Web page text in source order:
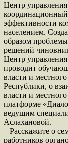
Центр
эффективности
населением.
образом
решений
Центр
проводит
власти и
Республики, о
власти и
платформе
ведущим
Аслахановой.
– Расскажите о
работников